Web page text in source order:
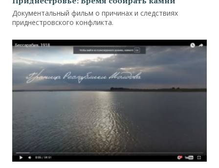
Документальный фильм о причинах и следствиях
приднестровского конфликта.